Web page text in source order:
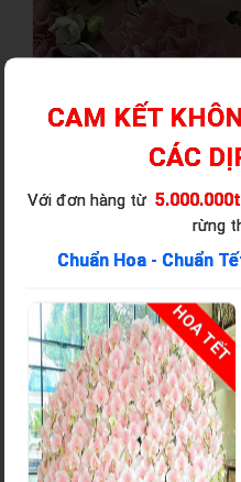
CAM KẾT
CÁC
Với đơn hàng từ
rừng
Chuẩn Hoa - Chuẩn
HOA TẾT